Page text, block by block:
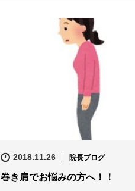
2018.11.26 院長ブログ
巻き肩でお悩みの方へ！！